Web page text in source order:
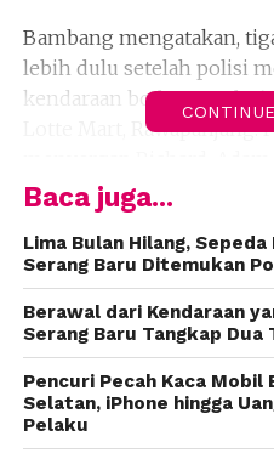
Bambang mengatakan,
lebih dulu setelah polisi
kendaraan bodong pada
Lotte Mart, Rawapanjang.
“Setelah dicek, kendaraan
dilengkapi dengan
Bambang.
Setelah dikembangkan,
SRA berikut barang bukti
dan sepeda motor Honda
“Modusnya mencari
Baca juga...
Lima Bulan Hilang,
Serang Baru Ditemukan
Berawal dari Kendaraan
Serang Baru Tangkap
Pencuri Pecah Kaca Mobil
Selatan, iPhone hingga
Pelaku